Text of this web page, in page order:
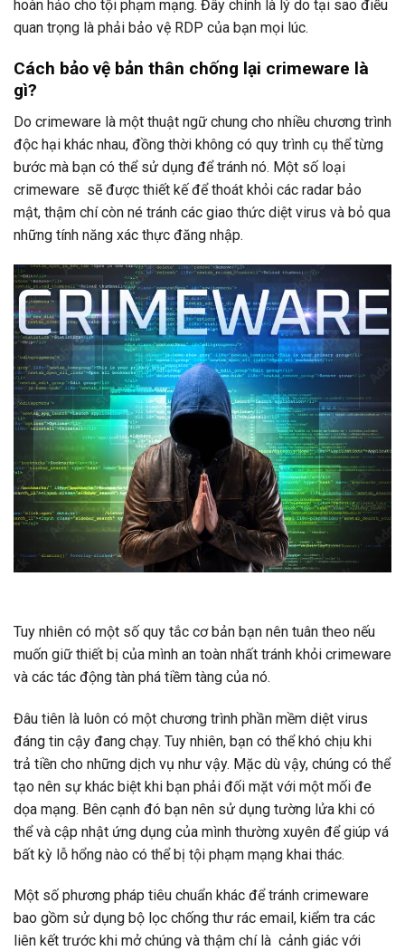
hoàn hảo cho tội phạm mạng. Đây chính là lý do tại sao điều
quan trọng là phải bảo vệ RDP của bạn mọi lúc.
Cách bảo vệ bản thân chống lại crimeware là
gì?
Do crimeware là một thuật ngữ chung cho nhiều chương trình
độc hại khác nhau, đồng thời không có quy trình cụ thể từng
bước mà bạn có thể sử dụng để tránh nó. Một số loại
crimeware sẽ được thiết kế để thoát khỏi các radar bảo
mật, thậm chí còn né tránh các giao thức diệt virus và bỏ qua
những tính năng xác thực đăng nhập.
Tuy nhiên có một số quy tắc cơ bản bạn nên tuân theo nếu
muốn giữ thiết bị của mình an toàn nhất tránh khỏi crimeware
và các tác động tàn phá tiềm tàng của nó.
Đâu tiên là luôn có một chương trình phần mềm diệt virus
đáng tin cậy đang chạy. Tuy nhiên, bạn có thể khó chịu khi
trả tiền cho những dịch vụ như vậy. Mặc dù vậy, chúng có thể
tạo nên sự khác biệt khi bạn phải đối mặt với một mối đe
dọa mạng. Bên cạnh đó bạn nên sử dụng tường lửa khi có
thể và cập nhật ứng dụng của mình thường xuyên để giúp vá
bất kỳ lỗ hổng nào có thể bị tội phạm mạng khai thác.
Một số phương pháp tiêu chuẩn khác để tránh crimeware
bao gồm sử dụng bộ lọc chống thư rác email, kiểm tra các
liên kết trước khi mở chúng và thậm chí là cảnh giác với